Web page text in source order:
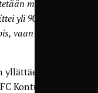
millainen
yli 900
vaan tehdään
Kontu oli